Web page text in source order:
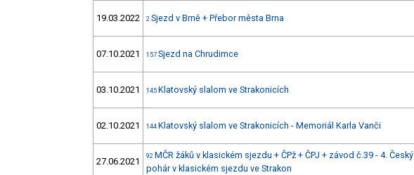
19.03.2022 2 Sjezd v Brně + Přebor města Brna
07.10.2021 157 Sjezd na Chrudimce
03.10.2021 145 Klatovský slalom ve Strakonicích
02.10.2021 144 Klatovský slalom ve Strakonicích - Memoriál Karla Vanči
27.06.2021 92 MČR žáků v klasickém sjezdu + ČPž + ČPJ + závod č.39 - 4. Český
pohár v klasickém sjezdu ve Strakon